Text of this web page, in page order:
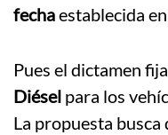
fechaestablecida
Pues el dictamen
Diésel para los
La propuesta